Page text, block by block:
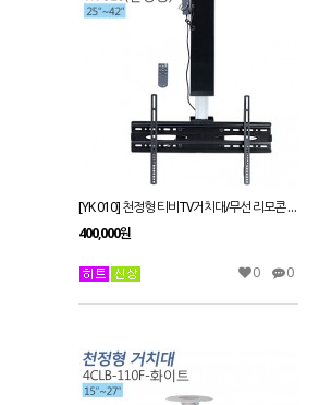
[YK 010] 천정형 티비TV거치대/무선 리모콘 전동식/ YK 010 전동티비거치대 티비존
400,000원
0 0